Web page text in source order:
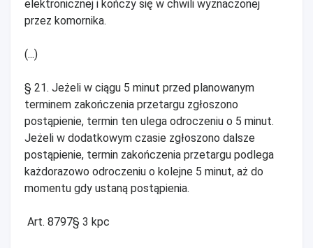
elektronicznej i kończy się w chwili wyznaczonej
przez komornika.
(...)
§ 21. Jeżeli w ciągu 5 minut przed planowanym
terminem zakończenia przetargu zgłoszono
postąpienie, termin ten ulega odroczeniu o 5 minut.
Jeżeli w dodatkowym czasie zgłoszono dalsze
postąpienie, termin zakończenia przetargu podlega
każdorazowo odroczeniu o kolejne 5 minut, aż do
momentu gdy ustaną postąpienia.
Art. 8797§ 3 kpc